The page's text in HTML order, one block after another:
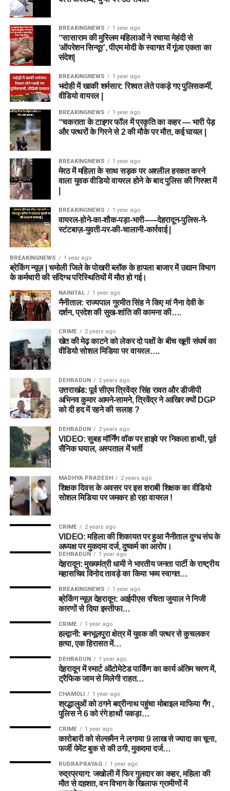
BREAKINGNEWS 1 year ago
“सासाराम की मुस्लिम महिलाओं ने रचाया मेहंदी से
‘ऑपरेशन सिन्दूर’, पीएम मोदी के स्वागत में गूंजा एकता का
संदेश|
BREAKINGNEWS 1 year ago
भदोही में खाकी शर्मसार: रिश्वत लेते पकड़े गए पुलिसकर्मी,
वीडियो वायरल |
BREAKINGNEWS 1 year ago
“चकराता के टाइगर फॉल में प्रकृति का कहर — भारी पेड़
और पत्थरों के गिरने से 2 की मौके पर मौत, कई घायल |
BREAKINGNEWS 1 year ago
मेरठ में महिला के साथ सड़क पर अश्लील हरकत करने
वाला युवक वीडियो वायरल होने के बाद पुलिस की गिरफ्त में
BREAKINGNEWS 1 year ago
वायरल-होने-का-शौक-पड़ा-भारी-—-देहरादून-पुलिस-ने-
स्टंटबाज़-युवती-पर-की-चालानी-कार्रवाई |
BREAKINGNEWS 1 year ago
ब्रेकिंग न्यूज़ | चमोली जिले के पोखरी ब्लॉक के हापला बाजार में उद्यान विभाग
के कर्मचारी की संदिग्ध परिस्थितियों में मौत हो गई।
NAINITAL 1 year ago
नैनीताल: राज्यपाल गुरमीत सिंह ने किए मां नैना देवी के
दर्शन, प्रदेश की सुख-शांति की कामना की….
CRIME 2 years ago
खेत की मेढ़ काटने को लेकर दो पक्षों के बीच खूनी संघर्ष का
वीडियो सोशल मिडिया पर वायरल….
DEHRADUN 2 years ago
उत्तराखंड: पूर्व सीएम त्रिवेंद्र सिंह रावत और डीजीपी
अभिनव कुमार आमने-सामने, त्रिवेंद्र ने आखिर क्यों DGP
को दी हद में रहने की सलाह ?
DEHRADUN 2 years ago
VIDEO: सुबह मॉर्निंग वॉक पर हाइवे पर निकला हाथी, पूर्व
सैनिक घयाल, अस्पताल में भर्ती
MADHYA PRADESH 2 years ago
शिक्षक दिवस के अवसर पर इस शराबी शिक्षक का वीडियो
सोशल मिडिया पर जमकर हो रहा वायरल !
CRIME 2 years ago
VIDEO: महिला की शिकायत पर हुआ नैनीताल दुग्ध संघ के
अध्यक्ष पर मुकदमा दर्ज, दुष्कर्म का आरोप।
DEHRADUN 1 year ago
देहरादून: मुख्यमंत्री धामी ने भारतीय जनता पार्टी के राष्ट्रीय
महासचिव विनोद तावड़े का किया भव्य स्वागत…
BREAKINGNEWS 1 year ago
ब्रेकिंग न्यूज़ देहरादून: आईपीएस रचिता जुयाल ने निजी
कारणों से दिया इस्तीफा…
CRIME 1 year ago
हल्द्वानी: बनभूलपुरा क्षेत्र में युवक की पत्थर से कुचलकर
हत्या, एक हिरासत में…
DEHRADUN 1 year ago
देहरादून में स्मार्ट ऑटोमेटेड पार्किंग का कार्य अंतिम चरण में,
ट्रैफिक जाम से मिलेगी राहत…
CHAMOLI 1 year ago
श्रद्धालुओं को ठगने बद्रीनाथ पहुंचा मोबाइल माफिया गैंग ,
पुलिस ने 6 को रंगे हाथों पकड़ा…
CRIME 1 year ago
कारोबारी को सेल्समैन ने लगाया 9 लाख से ज्यादा का चूना,
फर्जी पेमेंट बुक से की ठगी, मुकदमा दर्ज…
RUDRAPRAYAG 1 year ago
रुद्रप्रयाग: जखोली में फिर गुलदार का कहर, महिला की
मौत से दहशत, वन विभाग के खिलाफ ग्रामीणों में